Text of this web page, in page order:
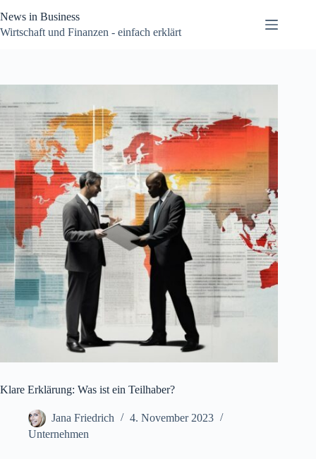
Inhalt
springen
News in Business
Wirtschaft und Finanzen - einfach erklärt
Klare Erklärung: Was ist ein Teilhaber?
Jana Friedrich
4. November 2023
Unternehmen